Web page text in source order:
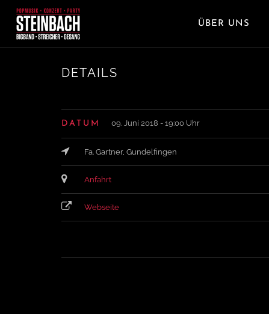
ÜBER UNS
DETAILS
DATUM 09. Juni 2018 - 19:00 Uhr
Fa. Gartner, Gundelfingen
Anfahrt
Webseite